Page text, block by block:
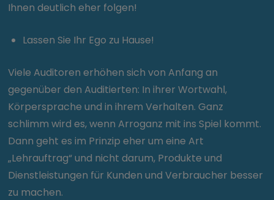
Ihnen deutlich eher folgen!
Lassen Sie Ihr Ego zu Hause!
Viele Auditoren erhöhen sich von Anfang an
gegenüber den Auditierten: In ihrer Wortwahl,
Körpersprache und in ihrem Verhalten. Ganz
schlimm wird es, wenn Arroganz mit ins Spiel kommt.
Dann geht es im Prinzip eher um eine Art
„Lehrauftrag“ und nicht darum, Produkte und
Dienstleistungen für Kunden und Verbraucher besser
zu machen.